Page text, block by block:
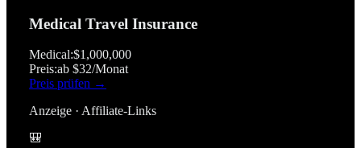
Medical Travel Insurance
Medical:$1,000,000
Preis:ab $32/Monat
Preis prüfen →
Anzeige · Affiliate-Links
🎒